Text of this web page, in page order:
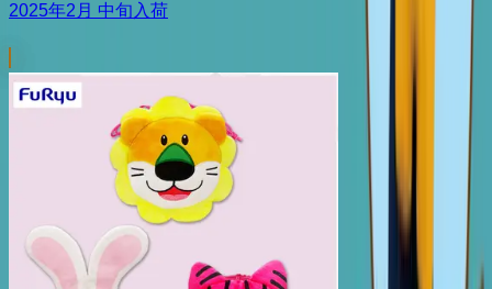
2025年2月 中旬入荷